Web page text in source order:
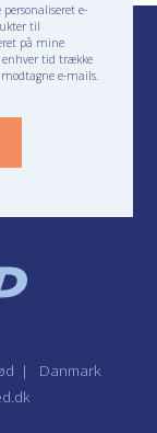
personaliseret e-
til
på mine
enhver tid trække
e-mails.
Danmark